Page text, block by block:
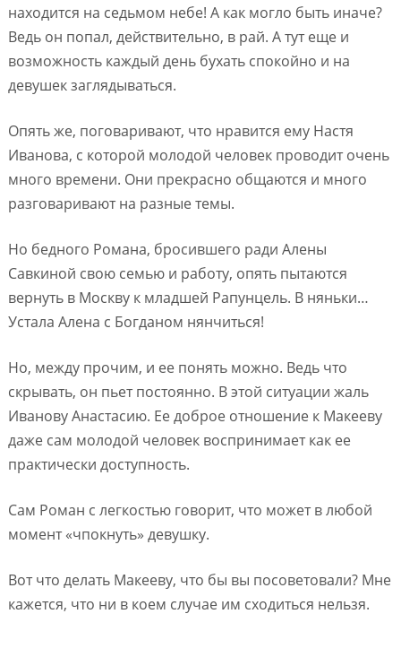
находится на седьмом небе! А как могло быть иначе?
Ведь он попал, действительно, в рай. А тут еще и
возможность каждый день бухать спокойно и на
девушек заглядываться.
Опять же, поговаривают, что нравится ему Настя
Иванова, с которой молодой человек проводит очень
много времени. Они прекрасно общаются и много
разговаривают на разные темы.
Но бедного Романа, бросившего ради Алены
Савкиной свою семью и работу, опять пытаются
вернуть в Москву к младшей Рапунцель. В няньки…
Устала Алена с Богданом нянчиться!
Но, между прочим, и ее понять можно. Ведь что
скрывать, он пьет постоянно. В этой ситуации жаль
Иванову Анастасию. Ее доброе отношение к Макееву
даже сам молодой человек воспринимает как ее
практически доступность.
Сам Роман с легкостью говорит, что может в любой
момент «чпокнуть» девушку.
Вот что делать Макееву, что бы вы посоветовали? Мне
кажется, что ни в коем случае им сходиться нельзя.